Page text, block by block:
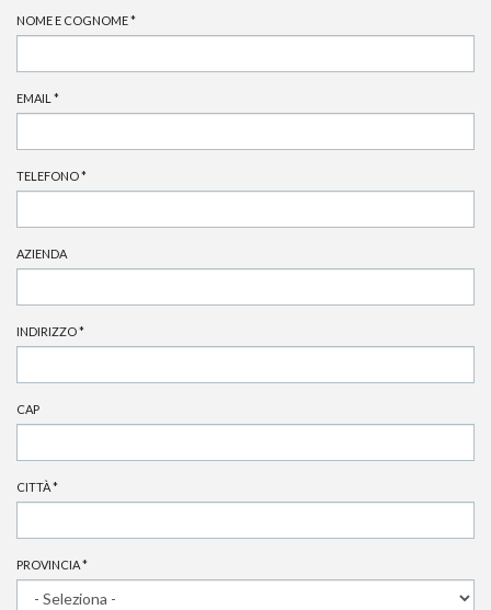
NOME E COGNOME*
EMAIL *
TELEFONO*
AZIENDA
INDIRIZZO*
CAP
CITTÀ*
PROVINCIA*